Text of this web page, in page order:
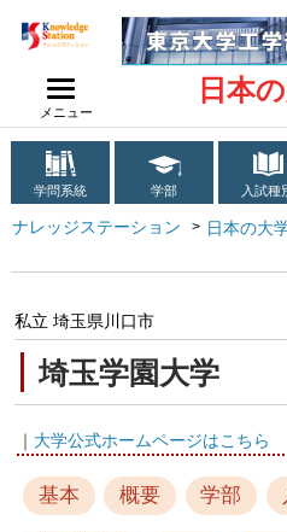
メニュー
日本
学問系統 学部 入試種
ナレッジステーション 日本の大
埼玉学園大学
私立 埼玉県川口市
｜ 大学公式ホームページはこちら
基本 概要 学部